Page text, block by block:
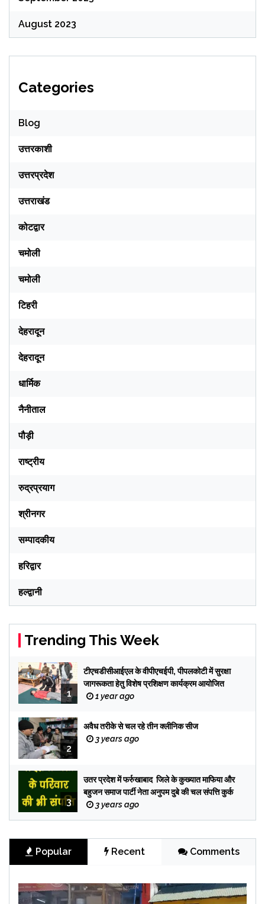
August 2023
Categories
Blog
उत्तरकाशी
उत्तरप्रदेश
उत्तराखंड
कोटद्वार
चमोली
चमोली
टिहरी
देहरादून
देहरादून
धार्मिक
नैनीताल
पौड़ी
राष्ट्रीय
रुद्रप्रयाग
श्रीनगर
सम्पादकीय
हरिद्वार
हल्द्वानी
Trending This Week
1
टीएचडीसीआईएल के वीपीएचईपी, पीपलकोटी में सुरक्षा
जागरूकता हेतु विशेष प्रशिक्षण कार्यक्रम आयोजित
1 year ago
2
अवैध तरीके से चल रहे तीन क्लीनिक सीज
3 years ago
3
उतर प्रदेश में फर्रुखाबाद जिले के कुख्यात माफिया और
बहुजन समाज पार्टी नेता अनुपम दुबे की चल संपत्ति कुर्क
3 years ago
Popular Recent Comments